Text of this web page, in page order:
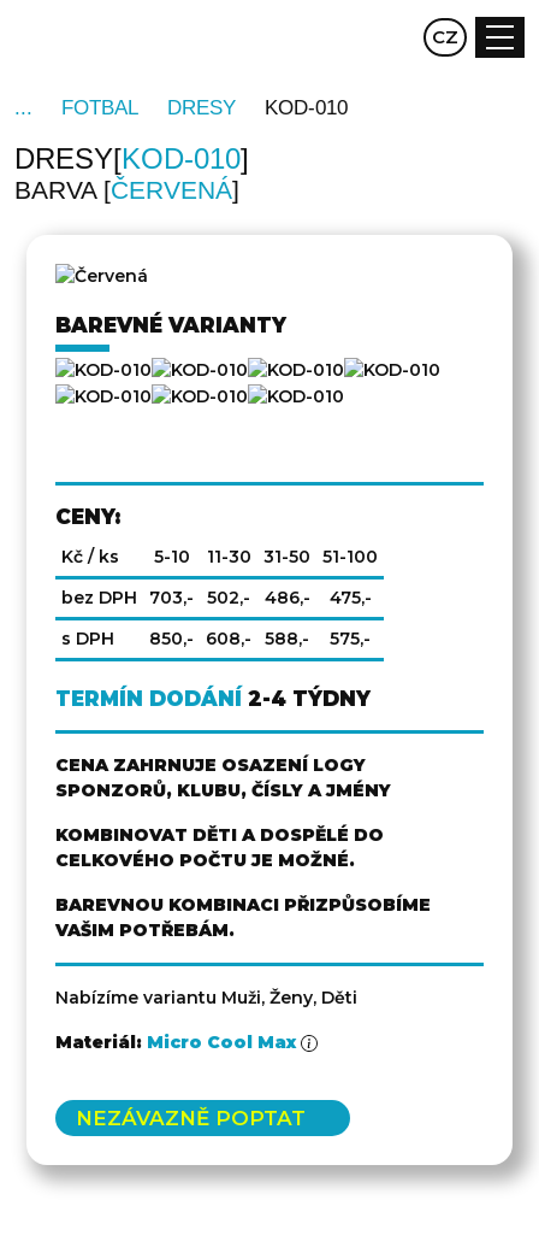
EN DE
CZ
FOTBAL DRESY KOD-010
DRESY KOD-010
BARVA ČERVENÁ
BAREVNÉ VARIANTY
CENY:
Kč / ks 5-10 11-30 31-50
51-100
bez DPH
703,- 502,- 486,-
475,-
s DPH
850,- 608,- 588,- 575,-
TERMÍN DODÁNÍ 2-4 TÝDNY
CENA ZAHRNUJE OSAZENÍ LOGY
SPONZORŮ, KLUBU, ČÍSLY A JMÉNY
KOMBINOVAT DĚTI A DOSPĚLÉ DO
CELKOVÉHO POČTU JE MOŽNÉ.
BAREVNOU KOMBINACI PŘIZPŮSOBÍME
VAŠIM POTŘEBÁM.
Nabízíme variantu Muži, Ženy, Děti
Materiál: Micro Cool Max
NEZÁVAZNĚ POPTAT